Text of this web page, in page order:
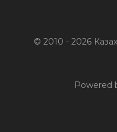
© 2010 - 2026
Powered